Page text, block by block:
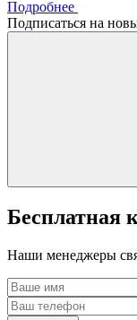
Подробнее
Подписаться на
Бесплатная
Наши менеджеры